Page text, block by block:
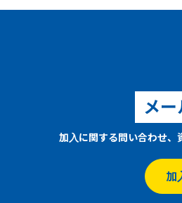
メ
加入に関する問い合わせ、
加